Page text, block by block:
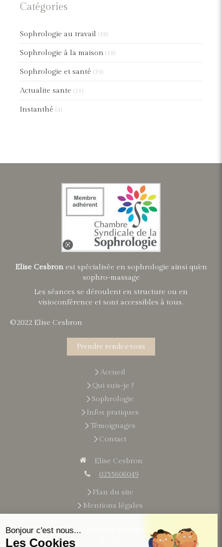
Catégories
Sophrologie au travail (18)
Sophrologie à la maison (18)
Sophrologie et santé (39)
Actualite sante (21)
Instanthé (4)
Elise Cesbronest spécialisée en sophrologie ainsi qu'en
sophro-massage
Les séances se déroulent en structure ou en
visioconférence et sont accessibles à tous.
©2022 Elise Cesbron
Prendre rendez-vous
Accueil
Qui suis-je ?
Sophrologie
Infos pratiques
Témoignages
Contact
Elise Cesbron
0255606049
Plan du site
Mentions légales